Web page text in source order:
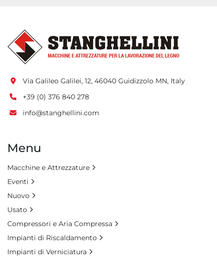
Via Galileo Galilei, 12, 46040 Guidizzolo MN, Italy
+39 (0) 376 840 278
info@stanghellini.com
Menu
Macchine e Attrezzature
Eventi
Nuovo
Usato
Compressori e Aria Compressa
Impianti di Riscaldamento
Impianti di Verniciatura